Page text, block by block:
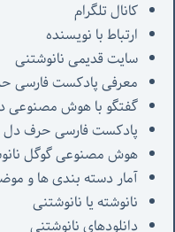
کانال تلگرام
ارتباط با نویسنده
سایت قدیمی نانوشتنی
معرفی پادکست فارسی
گفتگو با هوش مصنوعی
پادکست فارسی حرف دل
هوش مصنوعی گوگل
آمار دسته بندی ها و
نانوشته یا نانوشتنی
دانلودهای نانوشتنی